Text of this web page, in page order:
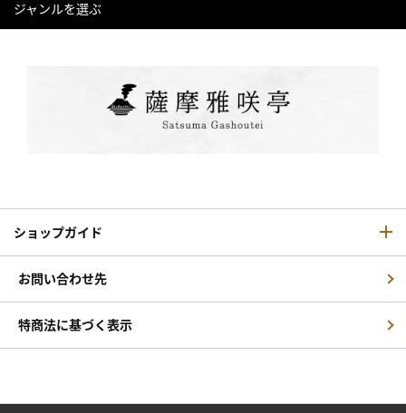
ジャンルを選ぶ
ショップガイド
お問い合わせ先
特商法に基づく表示